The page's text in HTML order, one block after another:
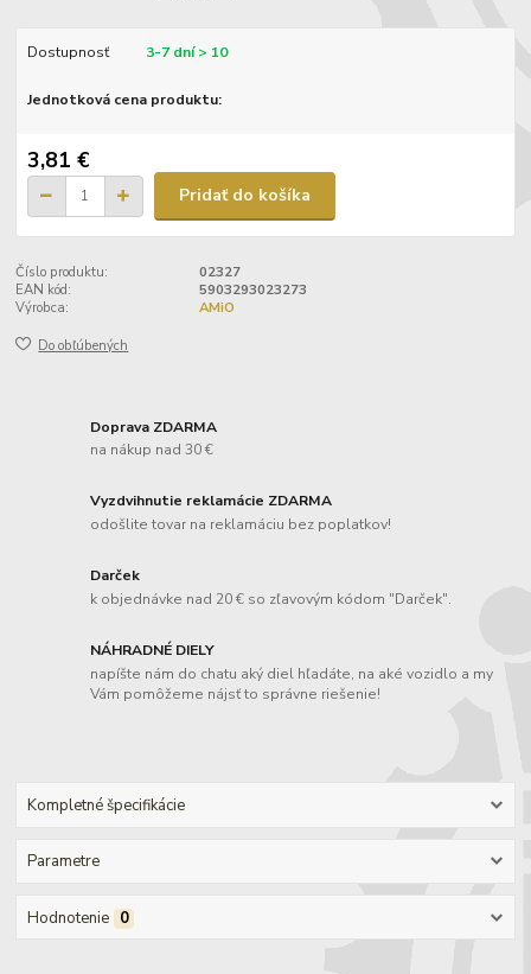
Dostupnosť 3-7 dní > 10
Jednotková cena produktu:
3,81 €
Pridať do košíka
Číslo produktu:
02327
EAN kód:
5903293023273
Výrobca:
AMiO
Do obľúbených
Doprava ZDARMA
na nákup nad 30 €
Vyzdvihnutie reklamácie ZDARMA
odošlite tovar na reklamáciu bez poplatkov!
Darček
k objednávke nad 20 € so zľavovým kódom "Darček".
NÁHRADNÉ DIELY
napíšte nám do chatu aký diel hľadáte, na aké vozidlo a my
Vám pomôžeme nájsť to správne riešenie!
Kompletné špecifikácie
Parametre
Hodnotenie 0